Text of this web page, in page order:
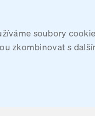
soubory
zkombinovat s